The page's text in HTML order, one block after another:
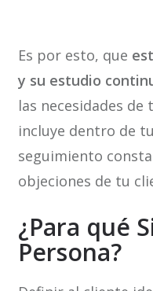
Es por esto, que
y su estudio
las necesidades
incluye dentro de
seguimiento
objeciones de tu
¿Para qué
Persona?